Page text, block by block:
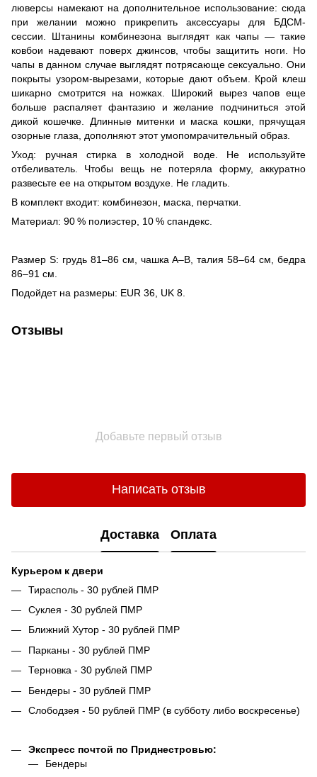
люверсы намекают на дополнительное использование: сюда
при желании можно прикрепить аксессуары для БДСМ-
сессии. Штанины комбинезона выглядят как чапы — такие
ковбои надевают поверх джинсов, чтобы защитить ноги. Но
чапы в данном случае выглядят потрясающе сексуально. Они
покрыты узором-вырезами, которые дают объем. Крой клеш
шикарно смотрится на ножках. Широкий вырез чапов еще
больше распаляет фантазию и желание подчиниться этой
дикой кошечке. Длинные митенки и маска кошки, прячущая
озорные глаза, дополняют этот умопомрачительный образ.
Уход: ручная стирка в холодной воде. Не используйте
отбеливатель. Чтобы вещь не потеряла форму, аккуратно
развесьте ее на открытом воздухе. Не гладить.
В комплект входит: комбинезон, маска, перчатки.
Материал: 90 % полиэстер, 10 % спандекс.
Размер S: грудь 81–86 см, чашка А–В, талия 58–64 см, бедра
86–91 см.
Подойдет на размеры: EUR 36, UK 8.
Отзывы
Добавьте первый отзыв
Написать отзыв
Доставка Оплата
Курьером к двери
Тирасполь - 30 рублей ПМР
Суклея - 30 рублей ПМР
Ближний Хутор - 30 рублей ПМР
Парканы - 30 рублей ПМР
Терновка - 30 рублей ПМР
Бендеры - 30 рублей ПМР
Слободзея - 50 рублей ПМР (в субботу либо воскресенье)
Экспресс почтой по Приднестровью:
Бендеры